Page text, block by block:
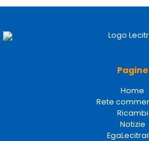
Pagine
Home
Rete
Ricambi
Notizie